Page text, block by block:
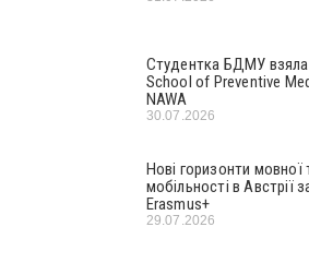
Студентка БДМУ взяла
School of Preventive
NAWA
30.07.2026
Нові горизонти мовної
мобільності в Австрії
Erasmus+
29.07.2026